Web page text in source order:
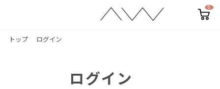
カ
0
トップ ログイン
ログイン